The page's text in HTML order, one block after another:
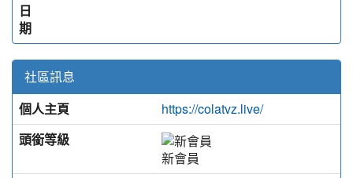
日
期
社區訊息
個人主頁
https://colatvz.live/
頭銜等級
新會員